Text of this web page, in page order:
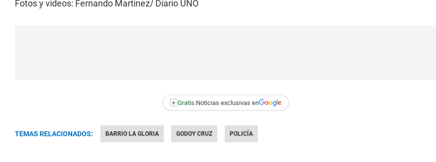
Fotos y videos: Fernando Martinez/ Diario UNO
+ Gratis:Noticias exclusivas en
TEMAS RELACIONADOS: BARRIO LA GLORIA GODOY CRUZ POLICÍA